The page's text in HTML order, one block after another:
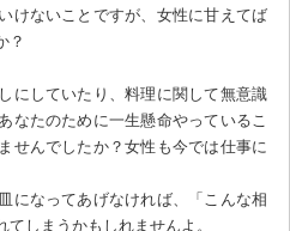
けないことですが、女性に甘えてば
？
にしていたり、料理に関して無意識
なたのために一生懸命やっているこ
せんでしたか？女性も今では仕事に
になってあげなければ、「こんな相
しまうかもしれませんよ。